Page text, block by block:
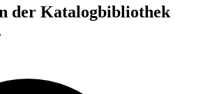
der Katalogbibliothek